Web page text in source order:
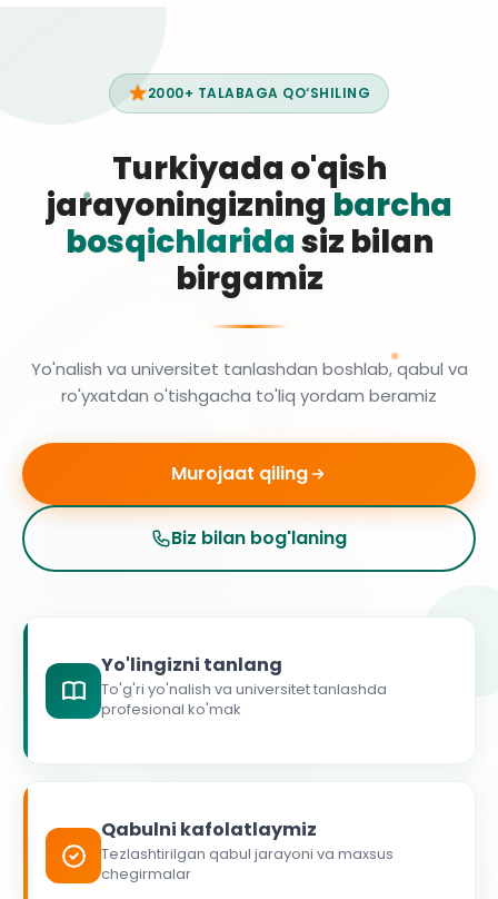
2000+ TALABAGA QO‘SHILING
Turkiyada o'qish
jarayoningizning barcha
bosqichlaridasiz bilan
birgamiz
Yo'nalish va universitet tanlashdan boshlab, qabul va
ro'yxatdan o'tishgacha to'liq yordam beramiz
Murojaat qiling
Biz bilan bog'laning
Yo'lingizni tanlang
To'g'ri yo'nalish va universitet tanlashda
profesional ko'mak
Qabulni kafolatlaymiz
Tezlashtirilgan qabul jarayoni va maxsus
chegirmalar